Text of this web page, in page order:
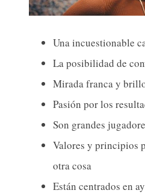
Una incuestionable
La posibilidad de
Mirada franca y
Pasión por los
Son grandes
Valores y principios
otra cosa
Están centrados en